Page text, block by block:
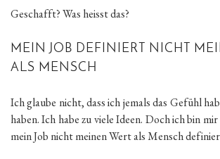
Geschafft? Was heisst das?
MEIN JOB DEFINIERT NICHT
ALS MENSCH
Ich glaube nicht, dass ich jemals das Gefühl
haben. Ich habe zu viele Ideen. Doch ich bin
mein Job nicht meinen Wert als Mensch